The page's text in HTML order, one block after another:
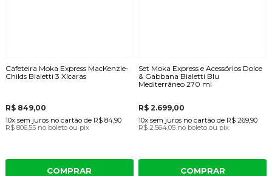
Cafeteira Moka Express MacKenzie-
Childs Bialetti 3 Xícaras
R$ 849,00
10x sem juros no cartãode R$ 84,90
R$ 806,55 no boleto ou pix
COMPRAR
Set Moka Express e Acessórios Dolce
& Gabbana Bialetti Blu
Mediterrâneo 270 ml
R$ 2.699,00
10x sem juros no cartão de R$ 269,90
R$ 2.564,05 no boleto ou pix
COMPRAR